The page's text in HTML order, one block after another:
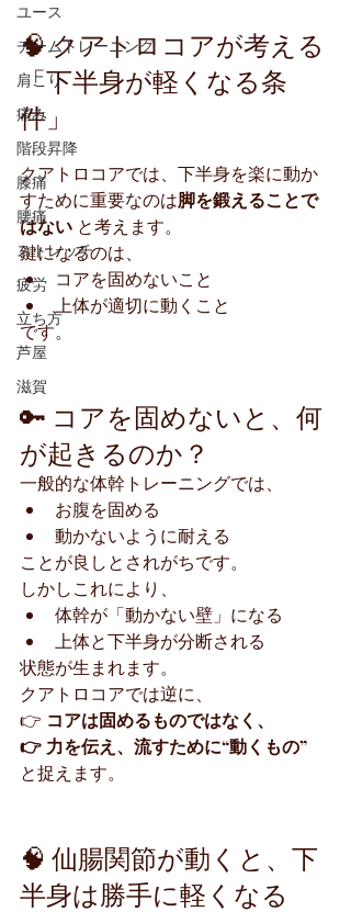
ユース
チームトレーニング
肩こり
痛み
階段昇降
膝痛
腰痛
ストレッチ
疲労
立ち方
芦屋
滋賀
🧠 クアトロコアが考える
「下半身が軽くなる条
件」
クアトロコアでは、下半身を楽に動か
すために重要なのは脚を鍛えることで
はない と考えます。
鍵になるのは、
コアを固めないこと
上体が適切に動くこと
です。
🔑 コアを固めないと、何
が起きるのか？
一般的な体幹トレーニングでは、
お腹を固める
動かないように耐える
ことが良しとされがちです。
しかしこれにより、
体幹が「動かない壁」になる
上体と下半身が分断される
状態が生まれます。
クアトロコアでは逆に、
👉 コアは固めるものではなく、
👉 力を伝え、流すために“動くもの”
と捉えます。
🧠 仙腸関節が動くと、下
半身は勝手に軽くなる